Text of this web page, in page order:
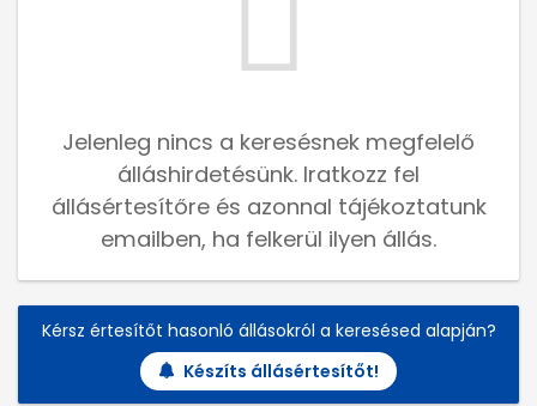
Jelenleg nincs a keresésnek megfelelő
álláshirdetésünk. Iratkozz fel
állásértesítőre és azonnal tájékoztatunk
emailben, ha felkerül ilyen állás.
Kérsz értesítőt hasonló állásokról a keresésed alapján?
Készíts állásértesítőt!